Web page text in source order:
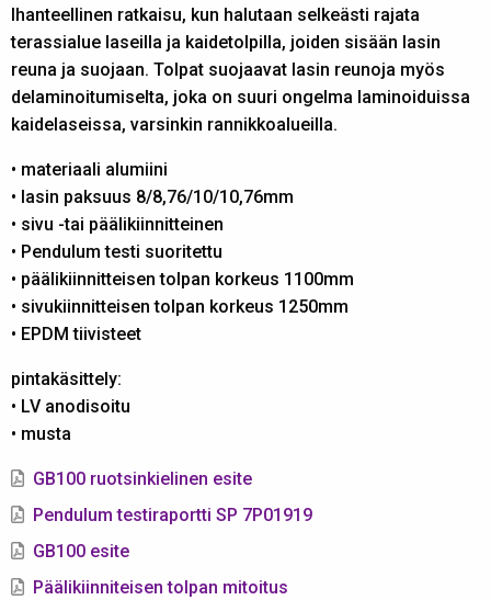
Ihanteellinen ratkaisu, kun halutaan selkeästi rajata
terassialue laseilla ja kaidetolpilla, joiden sisään lasin
reuna ja suojaan. Tolpat suojaavat lasin reunoja myös
delaminoitumiselta, joka on suuri ongelma laminoiduissa
kaidelaseissa, varsinkin rannikkoalueilla.
• materiaali alumiini
• lasin paksuus 8/8,76/10/10,76mm
• sivu -tai päälikiinnitteinen
• Pendulum testi suoritettu
• päälikiinnitteisen tolpan korkeus 1100mm
• sivukiinnitteisen tolpan korkeus 1250mm
• EPDM tiivisteet
pintakäsittely:
• LV anodisoitu
• musta
GB100 ruotsinkielinen esite
Pendulum testiraportti SP 7P01919
GB100 esite
Päälikiinniteisen tolpan mitoitus